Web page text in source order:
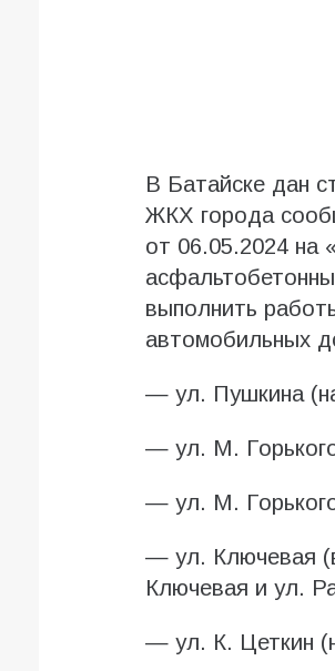
В Батайске дан
ЖКХ города
от 06.05.2024 на
выполнить
автомобильных
— ул. Пушкина
— ул. М.
— ул. М.
— ул. Ключевая (в
Ключевая и ул.
— ул. К. Цеткин